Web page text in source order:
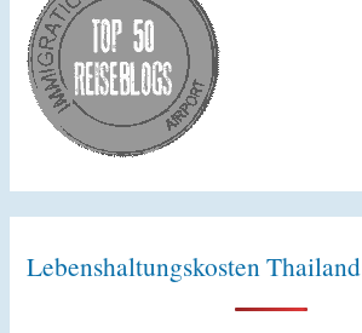
Lebenshaltungskosten Thailand